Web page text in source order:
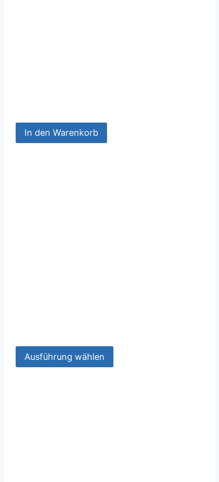
In den Warenkorb
Ausführung wählen